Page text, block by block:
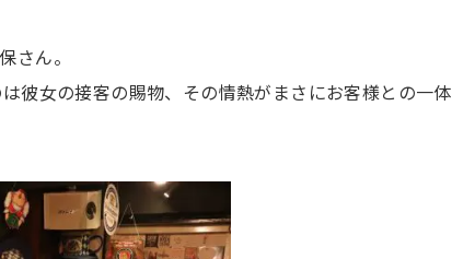
さん。
彼女の接客の賜物、その情熱がまさにお客様との一